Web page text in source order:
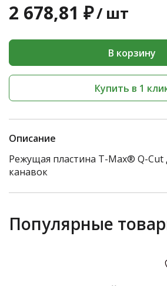
2 678,81 ₽/ шт
В корзину
Купить в 1
Описание
Режущая пластина T-Max® Q-Cut
канавок
Популярные